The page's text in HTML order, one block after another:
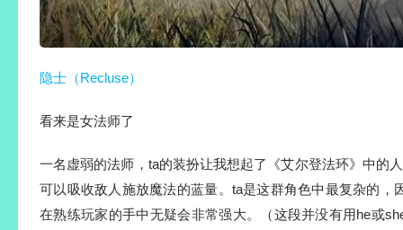
隐士（Recluse）
看来是女法师了
一名虚弱的法师，ta的装扮让我想起了《艾尔登法环》中的
可以吸收敌人施放魔法的蓝量。ta是这群角色中最复杂的
在熟练玩家的手中无疑会非常强大。（这段并没有用he或